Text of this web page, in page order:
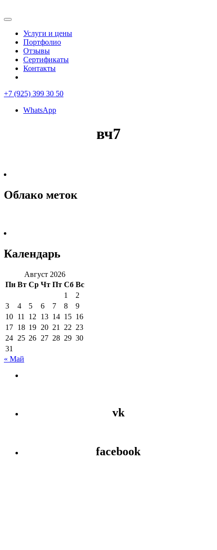
Услуги и цены
Портфолио
Отзывы
Сертификаты
Контакты
+7 (925) 399 30 50
WhatsApp
вч7
Облако меток
Календарь
Август 2026
Пн Вт Ср Чт Пт Сб Вс
1
2
3
4 5 6 7 8
9
10 11 12 13 14 15 16
17 18 19 20 21 22 23
24 25 26 27 28 29 30
31
« Май
vk
facebook